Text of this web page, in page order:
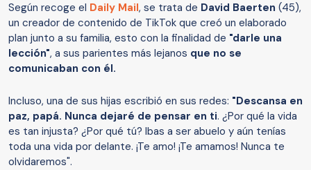
Según recoge el Daily Mail, se trata de David Baerten (45),
un creador de contenido de TikTok que creó un elaborado
plan junto a su familia, esto con la finalidad de "darle una
lección", a sus parientes más lejanos que no se
comunicaban con él.
Incluso, una de sus hijas escribió en sus redes: "Descansa en
paz, papá. Nunca dejaré de pensar en ti. ¿Por qué la vida
es tan injusta? ¿Por qué tú? Ibas a ser abuelo y aún tenías
toda una vida por delante. ¡Te amo! ¡Te amamos! Nunca te
olvidaremos".